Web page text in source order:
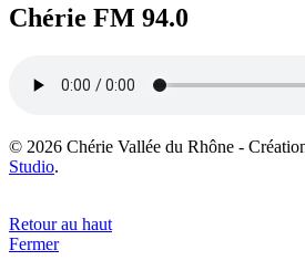
Chérie FM 94.0
© 2026 Chérie Vallée du Rhône -
Studio.
Retour au haut
Fermer